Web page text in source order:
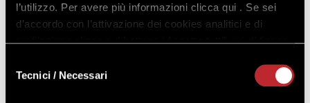
l’utilizzo. Per avere più informazioni clicca qui . Se sei
d’accordo con l’attivazione dei cookies analitici e di
profilazione clicca sul bottone “Accetta tutti” qui di fianco.
delTecnici / Necessari
RICHIEDI INFO
REGISTRATI O ACCEDI PER
ACQUISTARE